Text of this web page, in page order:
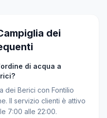
dei
di acqua a
dei Berici con Fontilio
Il servizio clienti è attivo
7:00 alle 22:00.